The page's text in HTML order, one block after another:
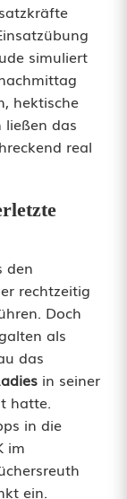
simuliert
hektische
ließen das
real
den
rechtzeitig
Doch
als
das
in seiner
hatte.
in die
im
ein.